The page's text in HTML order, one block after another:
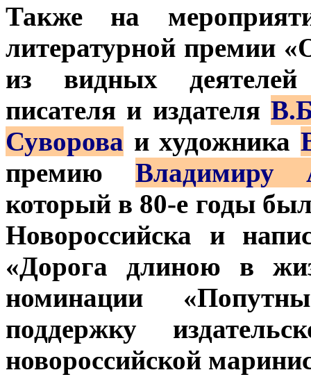
Также на
литературной премии
из видных деятелей
писателя и издателя
Суворова и художника
премию Владимиру
который в 80-е годы
Новороссийска и
«Дорога длиною в
номинации
поддержку
новороссийской